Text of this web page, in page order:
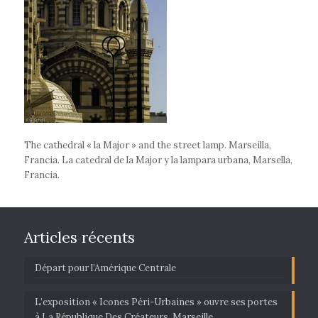
The cathedral « la Major » and the street lamp. Marseilla,
Francia. La catedral de la Major y la lampara urbana, Marsella,
Francia.
Articles récents
Départ pour l’Amérique Centrale
L’exposition « Icones Péri-Urbaines » ouvre ses portes